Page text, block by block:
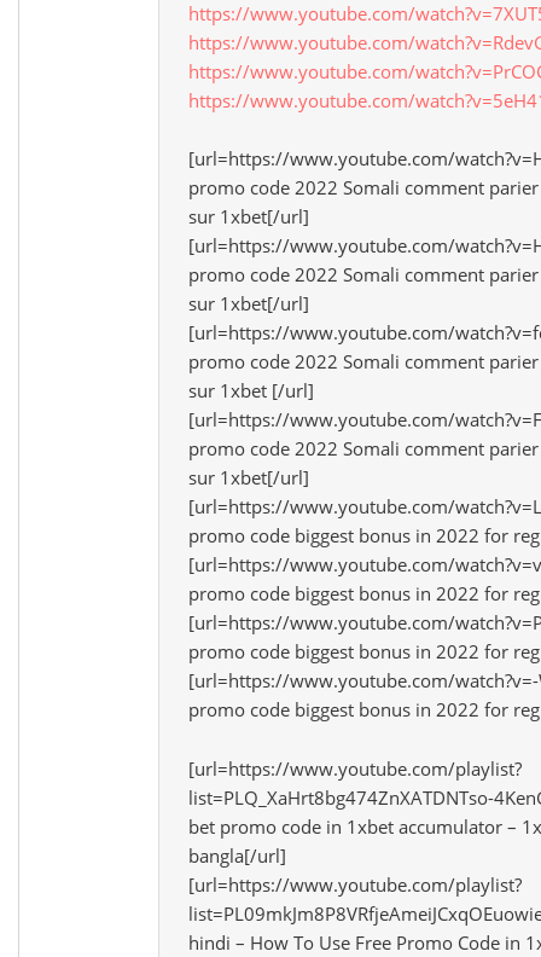
https://www.youtube.com/
https://www.youtube.com/
https://www.youtube.com/
https://www.youtube.com/
[url=https://www.youtube.com/
promo code 2022 Somali comment
sur 1xbet[/url]
[url=https://www.youtube.com/
promo code 2022 Somali comment
sur 1xbet[/url]
[url=https://www.youtube.com/
promo code 2022 Somali comment
sur 1xbet [/url]
[url=https://www.youtube.com/
promo code 2022 Somali comment
sur 1xbet[/url]
[url=https://www.youtube.com/
promo code biggest bonus in 2022 for
[url=https://www.youtube.com/
promo code biggest bonus in 2022 for
[url=https://www.youtube.com/
promo code biggest bonus in 2022 for
[url=https://www.youtube.com/
promo code biggest bonus in 2022 for
[url=https://www.youtube.com/playlist?
list=PLQ_XaHrt8bg474ZnXATDNTso-
bet promo code in 1xbet accumulator –
bangla[/url]
[url=https://www.youtube.com/playlist?
hindi – How To Use Free Promo Code in